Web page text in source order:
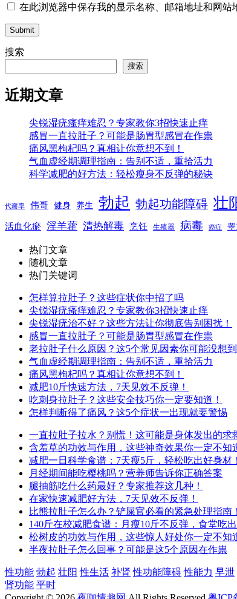
在此浏览器中保存我的显示名称、邮箱地址和网站
Submit
搜索
搜索
近期文章
尖锐湿疣瘙痒难忍？专家教你3招快速止痒
感冒一直拉肚子？可能是肠胃型感冒在作祟
痛风黑枸杞吗？真相让你意想不到！
气血虚经期调理指南：告别不适，重拾活力
科学减肥的好方法：轻松瘦身不反弹的秘诀
代谢率 伟哥 健身 养生 勃起 勃起功能障碍 壮
活血化瘀 淫羊藿 清热解毒 烹饪 生殖器 病毒 癌症
热门文章
随机文章
热门关键词
怎样算拉肚子？这些症状你中招了吗
尖锐湿疣瘙痒难忍？专家教你3招快速止痒
尖锐湿疣治不好？这些方法让你彻底告别困扰！
感冒一直拉肚子？可能是肠胃型感冒在作祟
老拉肚子什么原因？这5个常见因素你可能没想到
气血虚经期调理指南：告别不适，重拾活力
痛风黑枸杞吗？真相让你意想不到！
减肥10斤快速方法，7天见效不反弹！
吃刺身拉肚子？这些安全技巧你一定要知道！
怎样判断得了痛风？这5个症状一出现就要警惕
一直拉肚子拉水？别慌！这可能是身体发出的求
含羞草的功效与作用，这些神奇效果你一定不知
减肥一日科学食谱：7天瘦5斤，轻松吃出好身材！
月经期间能吃樱桃吗？营养师告诉你正确答案
腿抽筋吃什么药最好？专家推荐这几种！
在家快速减肥好方法，7天见效不反弹！
比熊拉肚子怎么办？铲屎官必看的紧急处理指南！
140斤在校减肥食谱：月瘦10斤不反弹，食堂吃出
松树皮的功效与作用，这些惊人好处你一定不知
半夜拉肚子怎么回事？可能是这5个原因在作祟
性功能 勃起 壮阳 性生活 补肾 性功能障碍 性能力 早泄
肾功能 平时